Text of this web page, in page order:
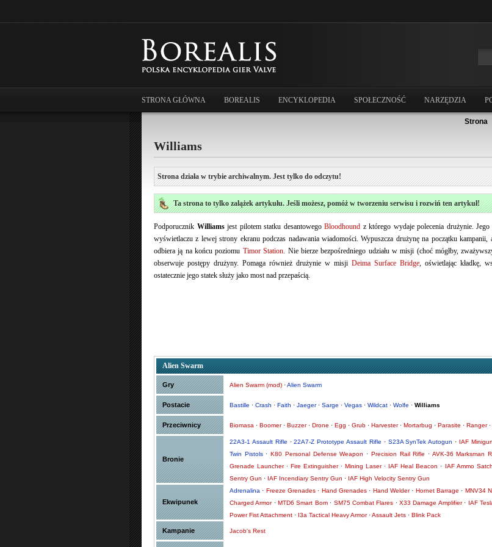
STRONA GŁÓWNA BOREALIS ENCYKLOPEDIA SPOŁECZNOŚĆ NARZĘDZIA
Strona
Williams
Strona działa w trybie archiwalnym. Jest tylko do odczytu!
Ta strona to tylko zalążek artykułu. Jeśli możesz, pomóż w tworzeniu serwisu i rozwiń ten artykuł!
Podporucznik Williamsjest pilotem statku desantowegoBloodhound z którego wydaje polecenia drużynie.
wyświetlaczu z lewej strony ekranu podczas nadawania wiadomości. Wypuszcza drużynę na początku kampanii,
odbiera ją na końcu poziomu Timor Station. Nie bierze bezpośredniego udziału w misji (choć mógłby,
obserwuje postępy drużyny. Pomaga również drużynie w misjiDeima Surface Bridge, oświetlając kładkę,
ostatecznie jego statek służy jako most nad przepaścią.
Alien Swarm
Gry Alien Swarm (mod) ·Alien Swarm
Postacie Bastille · Crash · Faith · Jaeger· Sarge · Vegas · Wildcat · Wolfe · Williams
Przeciwnicy Biomasa · Boomer· Buzzer· Drone · Egg · Grub · Harvester· Mortarbug · Parasite · Ranger·
Bronie
22A3-1 Assault Rifle ·22A7-Z Prototype Assault Rifle · S23A SynTek Autogun · IAF Minigun
Twin Pistols·K80 Personal Defense Weapon · Precision Rail Rifle · AVK-36 Marksman
Grenade Launcher·Fire Extinguisher·Mining Laser· IAF Heal Beacon · IAF Ammo
Sentry Gun · IAF Incendiary Sentry Gun · IAF High Velocity Sentry Gun
Ekwipunek
Adrenalina · Freeze Grenades · Hand Grenades · Hand Welder· Hornet Barrage · MNV34
Charged Armor·MTD6 Smart Bom· SM75 Combat Flares ·X33 Damage Amplifier· IAF
Power Fist Attachment · I3a Tactical Heavy Armor·Assault Jets · Blink Pack
Kampanie Jacob's Rest